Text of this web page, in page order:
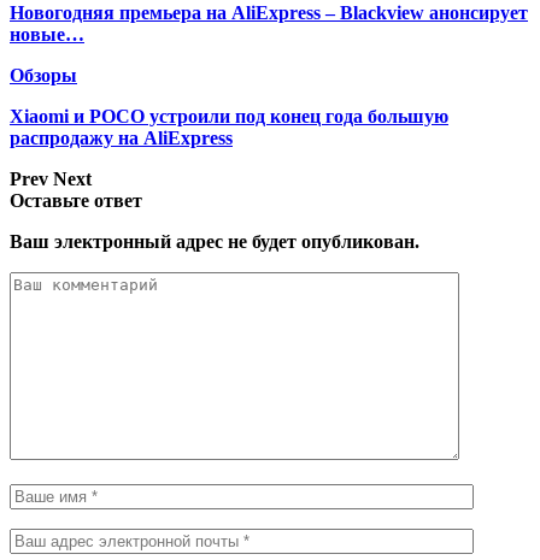
Новогодняя премьера на AliExpress – Blackview анонсирует
новые…
Обзоры
Xiaomi и POCO устроили под конец года большую
распродажу на AliExpress
Prev Next
Оставьте ответ
Ваш электронный адрес не будет опубликован.